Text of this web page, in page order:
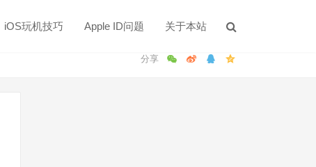
iOS玩机技巧 Apple ID问题 关于本站